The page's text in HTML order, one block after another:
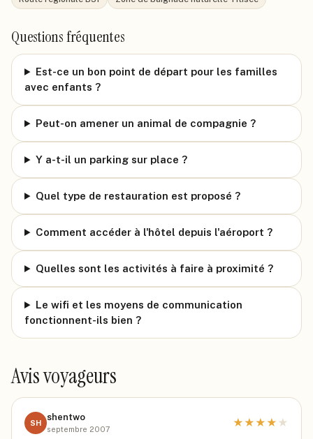
Questions fréquentes
Est-ce un bon point de départ pour les familles
avec enfants ?
Peut-on amener un animal de compagnie ?
Y a-t-il un parking sur place ?
Quel type de restauration est proposé ?
Comment accéder à l'hôtel depuis l'aéroport ?
Quelles sont les activités à faire à proximité ?
Le wifi et les moyens de communication
fonctionnent-ils bien ?
Avis voyageurs
SH
shentwo
septembre 2007
★★★★ ★